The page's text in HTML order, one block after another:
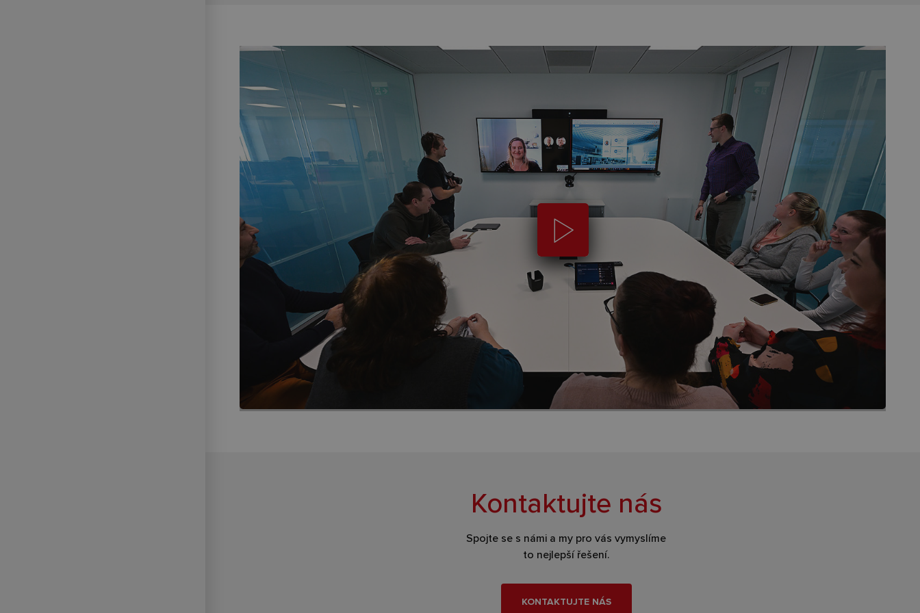
Kontaktujte nás
Spojte se s námi a my pro vás vymyslíme
to nejlepší řešení.
KONTAKTUJTE NÁS